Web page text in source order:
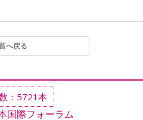
へ戻る
：5721本
国際フォーラム